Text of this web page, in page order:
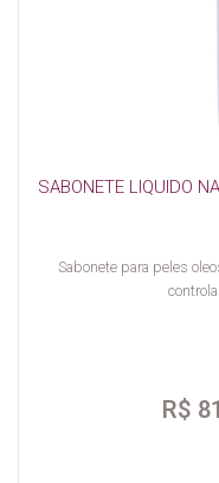
SABONETE LIQUIDO
Sabonete para peles
R$